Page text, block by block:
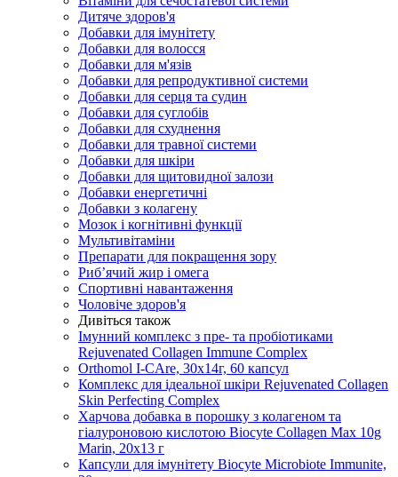
Дитяче здоров'я
Добавки для імунітету
Добавки для волосся
Добавки для м'язів
Добавки для репродуктивної системи
Добавки для серця та судин
Добавки для суглобів
Добавки для схуднення
Добавки для травної системи
Добавки для шкіри
Добавки для щитовидної залози
Добавки енергетичні
Добавки з колагену
Мозок і когнітивні функції
Мультивітаміни
Препарати для покращення зору
Риб’ячий жир і омега
Спортивні навантаження
Чоловіче здоров'я
Дивіться також
Імунний комплекс з пре- та пробіотиками
Rejuvenated Сollagen Immune Complex
Orthomol I-CAre, 30х14г, 60 капсул
Комплекс для ідеальної шкіри Rejuvenated Сollagen
Skin Perfecting Complex
Харчова добавка в порошку з колагеном та
гіалуроновою кислотою Biocyte Collagen Max 10g
Marin, 20х13 г
Капсули для імунітету Biocyte Microbiote Immunite,